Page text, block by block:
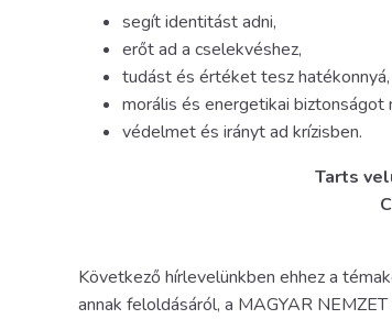
segít identitást adni,
erőt ad a cselekvéshez,
tudást és értéket tesz hatékonnyá,
morális és energetikai biztonságot
védelmet és irányt ad krízisben.
Tarts
Következő hírlevelünkben ehhez a
annak feloldásáról, a MAGYAR